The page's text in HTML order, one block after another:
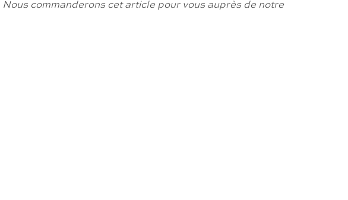
Nous commanderons cet article pour vous auprès de notre